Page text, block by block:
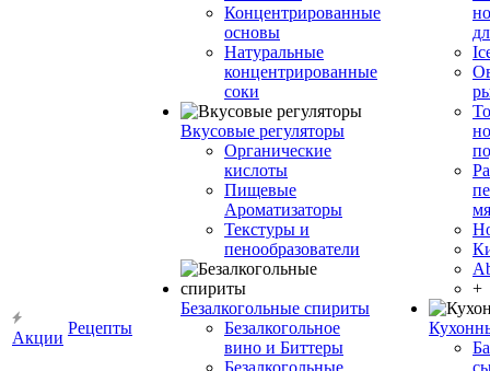
Акции
Рецепты
Концентрированные
основы
Натуральные
концентрированные
соки
Вкусовые регуляторы
Органические
кислоты
Пищевые
Ароматизаторы
Текстуры и
пенообразователи
Безалкогольные спириты
Безалкогольное
вино и Биттеры
Безалкогольные
+